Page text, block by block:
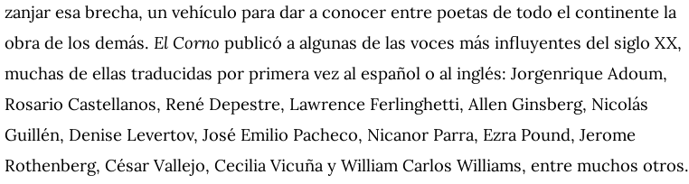
zanjar esa brecha, un vehículo para dar a conocer entre poetas de todo el continente la
obra de los demás. El Corno publicó a algunas de las voces más influyentes del siglo XX,
muchas de ellas traducidas por primera vez al español o al inglés: Jorgenrique Adoum,
Rosario Castellanos, René Depestre, Lawrence Ferlinghetti, Allen Ginsberg, Nicolás
Guillén, Denise Levertov, José Emilio Pacheco, Nicanor Parra, Ezra Pound, Jerome
Rothenberg, César Vallejo, Cecilia Vicuña y William Carlos Williams, entre muchos otros.